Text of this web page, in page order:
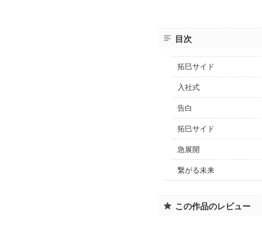
目次
拓巳サイド
入社式
告白
拓巳サイド
急展開
繋がる未来
この作品のレビュー